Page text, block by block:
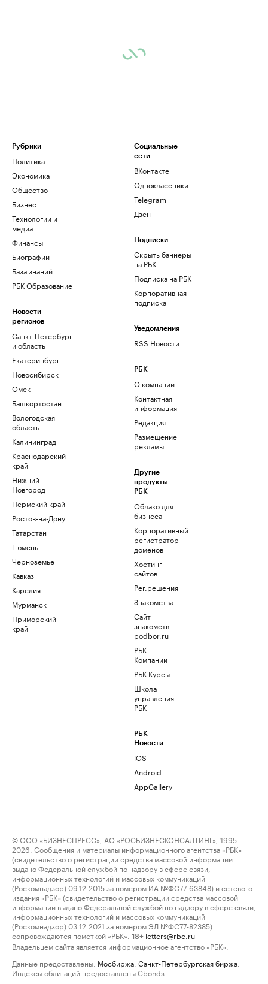
Рубрики
Политика
Экономика
Общество
Бизнес
Технологии и
медиа
Финансы
Биографии
База знаний
РБК Образование
Новости
регионов
Санкт-Петербург
и область
Екатеринбург
Новосибирск
Омск
Башкортостан
Вологодская
область
Калининград
Краснодарский
край
Нижний
Новгород
Пермский край
Ростов-на-Дону
Татарстан
Тюмень
Черноземье
Кавказ
Карелия
Мурманск
Приморский
край
Социальные
сети
ВКонтакте
Одноклассники
Telegram
Дзен
Подписки
Скрыть баннеры
на РБК
Подписка на РБК
Корпоративная
подписка
Уведомления
RSS Новости
РБК
О компании
Контактная
информация
Редакция
Размещение
рекламы
Другие
продукты
РБК
Облако для
бизнеса
Корпоративный
регистратор
доменов
Хостинг
сайтов
Рег.решения
Знакомства
Сайт
знакомств
podbor.ru
РБК
Компании
РБК Курсы
Школа
управления
РБК
РБК
Новости
iOS
Android
AppGallery
© ООО «БИЗНЕСПРЕСС», АО «РОСБИЗНЕСКОНСАЛТИНГ», 1995–
2026. Сообщения и материалы информационного агентства «РБК»
(свидетельство о регистрации средства массовой информации
выдано Федеральной службой по надзору в сфере связи,
информационных технологий и массовых коммуникаций
(Роскомнадзор) 09.12.2015 за номером ИА №ФС77-63848) и сетевого
издания «РБК» (свидетельство о регистрации средства массовой
информации выдано Федеральной службой по надзору в сфере связи,
информационных технологий и массовых коммуникаций
(Роскомнадзор) 03.12.2021 за номером ЭЛ №ФС77-82385)
сопровождаются пометкой «РБК».
18+ letters@rbc.ru
Владельцем сайта является информационное агентство «РБК».
Данные предоставлены: Мосбиржа Санкт-Петербургская биржа
Индексы облигаций предоставлены Cbonds.